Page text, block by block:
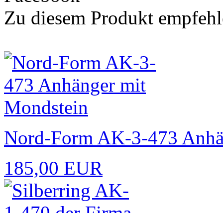
Zu diesem Produkt
Nord-Form AK-3-473
185,00 EUR